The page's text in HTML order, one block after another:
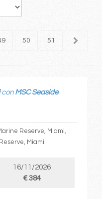
50 51 52
con MSC Seaside
Reserve, Miami,
Miami
16/11/2026
€ 384